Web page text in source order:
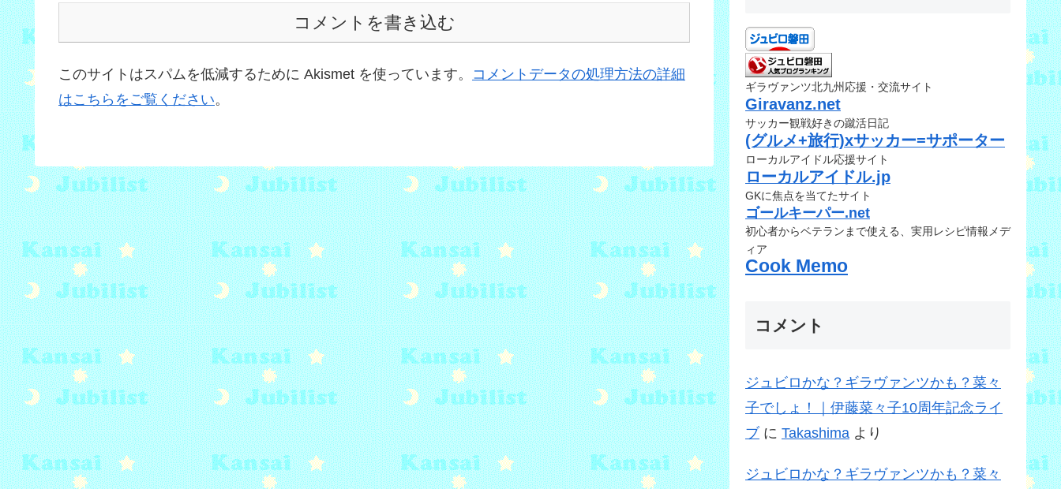
コメントを書き込む
このサイトはスパムを低減するために Akismet を使っています。 コメントデータの処理方法の詳細
はこちらをご覧ください。
ギラヴァンツ北九州応援・交流サイト
Giravanz.net
サッカー観戦好きの蹴活日記
(グルメ+旅行)xサッカー=サポーター
ローカルアイドル応援サイト
ローカルアイドル.jp
GKに焦点を当てたサイト
ゴールキーパー.net
初心者からベテランまで使える、実用レシピ情報メデ
ィア
Cook Memo
コメント
ジュビロかな？ギラヴァンツかも？菜々
子でしょ！｜伊藤菜々子10周年記念ライ
ブ に Takashima より
ジュビロかな？ギラヴァンツかも？菜々